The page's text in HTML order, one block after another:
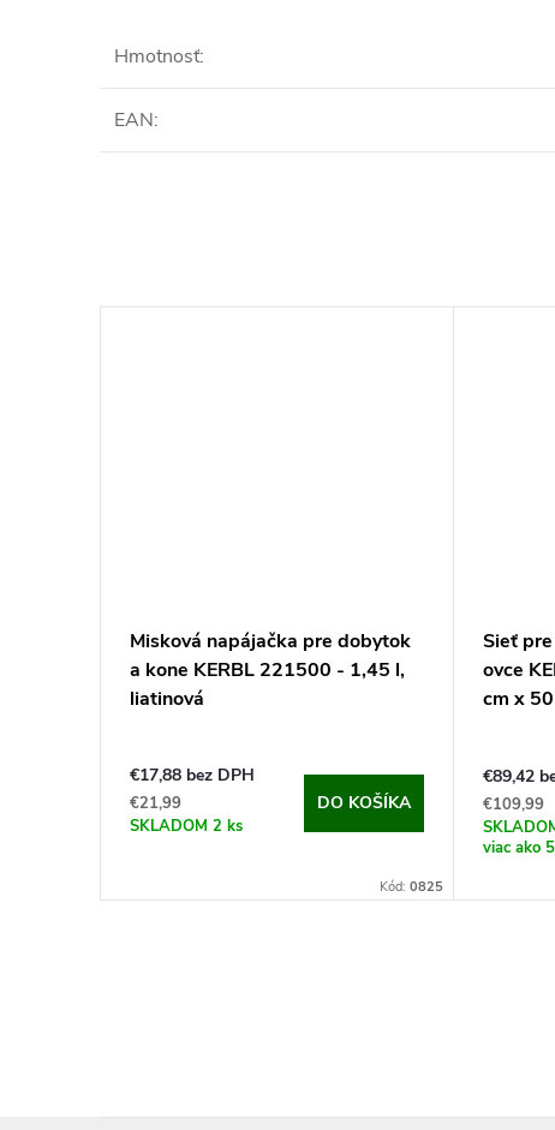
Hmotnosť:
EAN:
Misková napájačka pre dobytok
a kone KERBL 221500 - 1,45 l,
liatinová
€17,88 bez DPH
€21,99
SKLADOM 2 ks
DO KOŠÍKA
Kód: 0825
Sieť
ovce
cm x
€89,42
€109,99
viac ako